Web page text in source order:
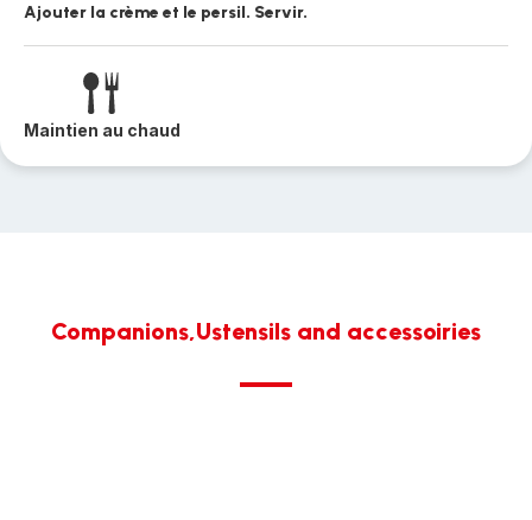
Ajouter la crème et le persil. Servir.
Maintien au chaud
Companions,Ustensils and accessoiries